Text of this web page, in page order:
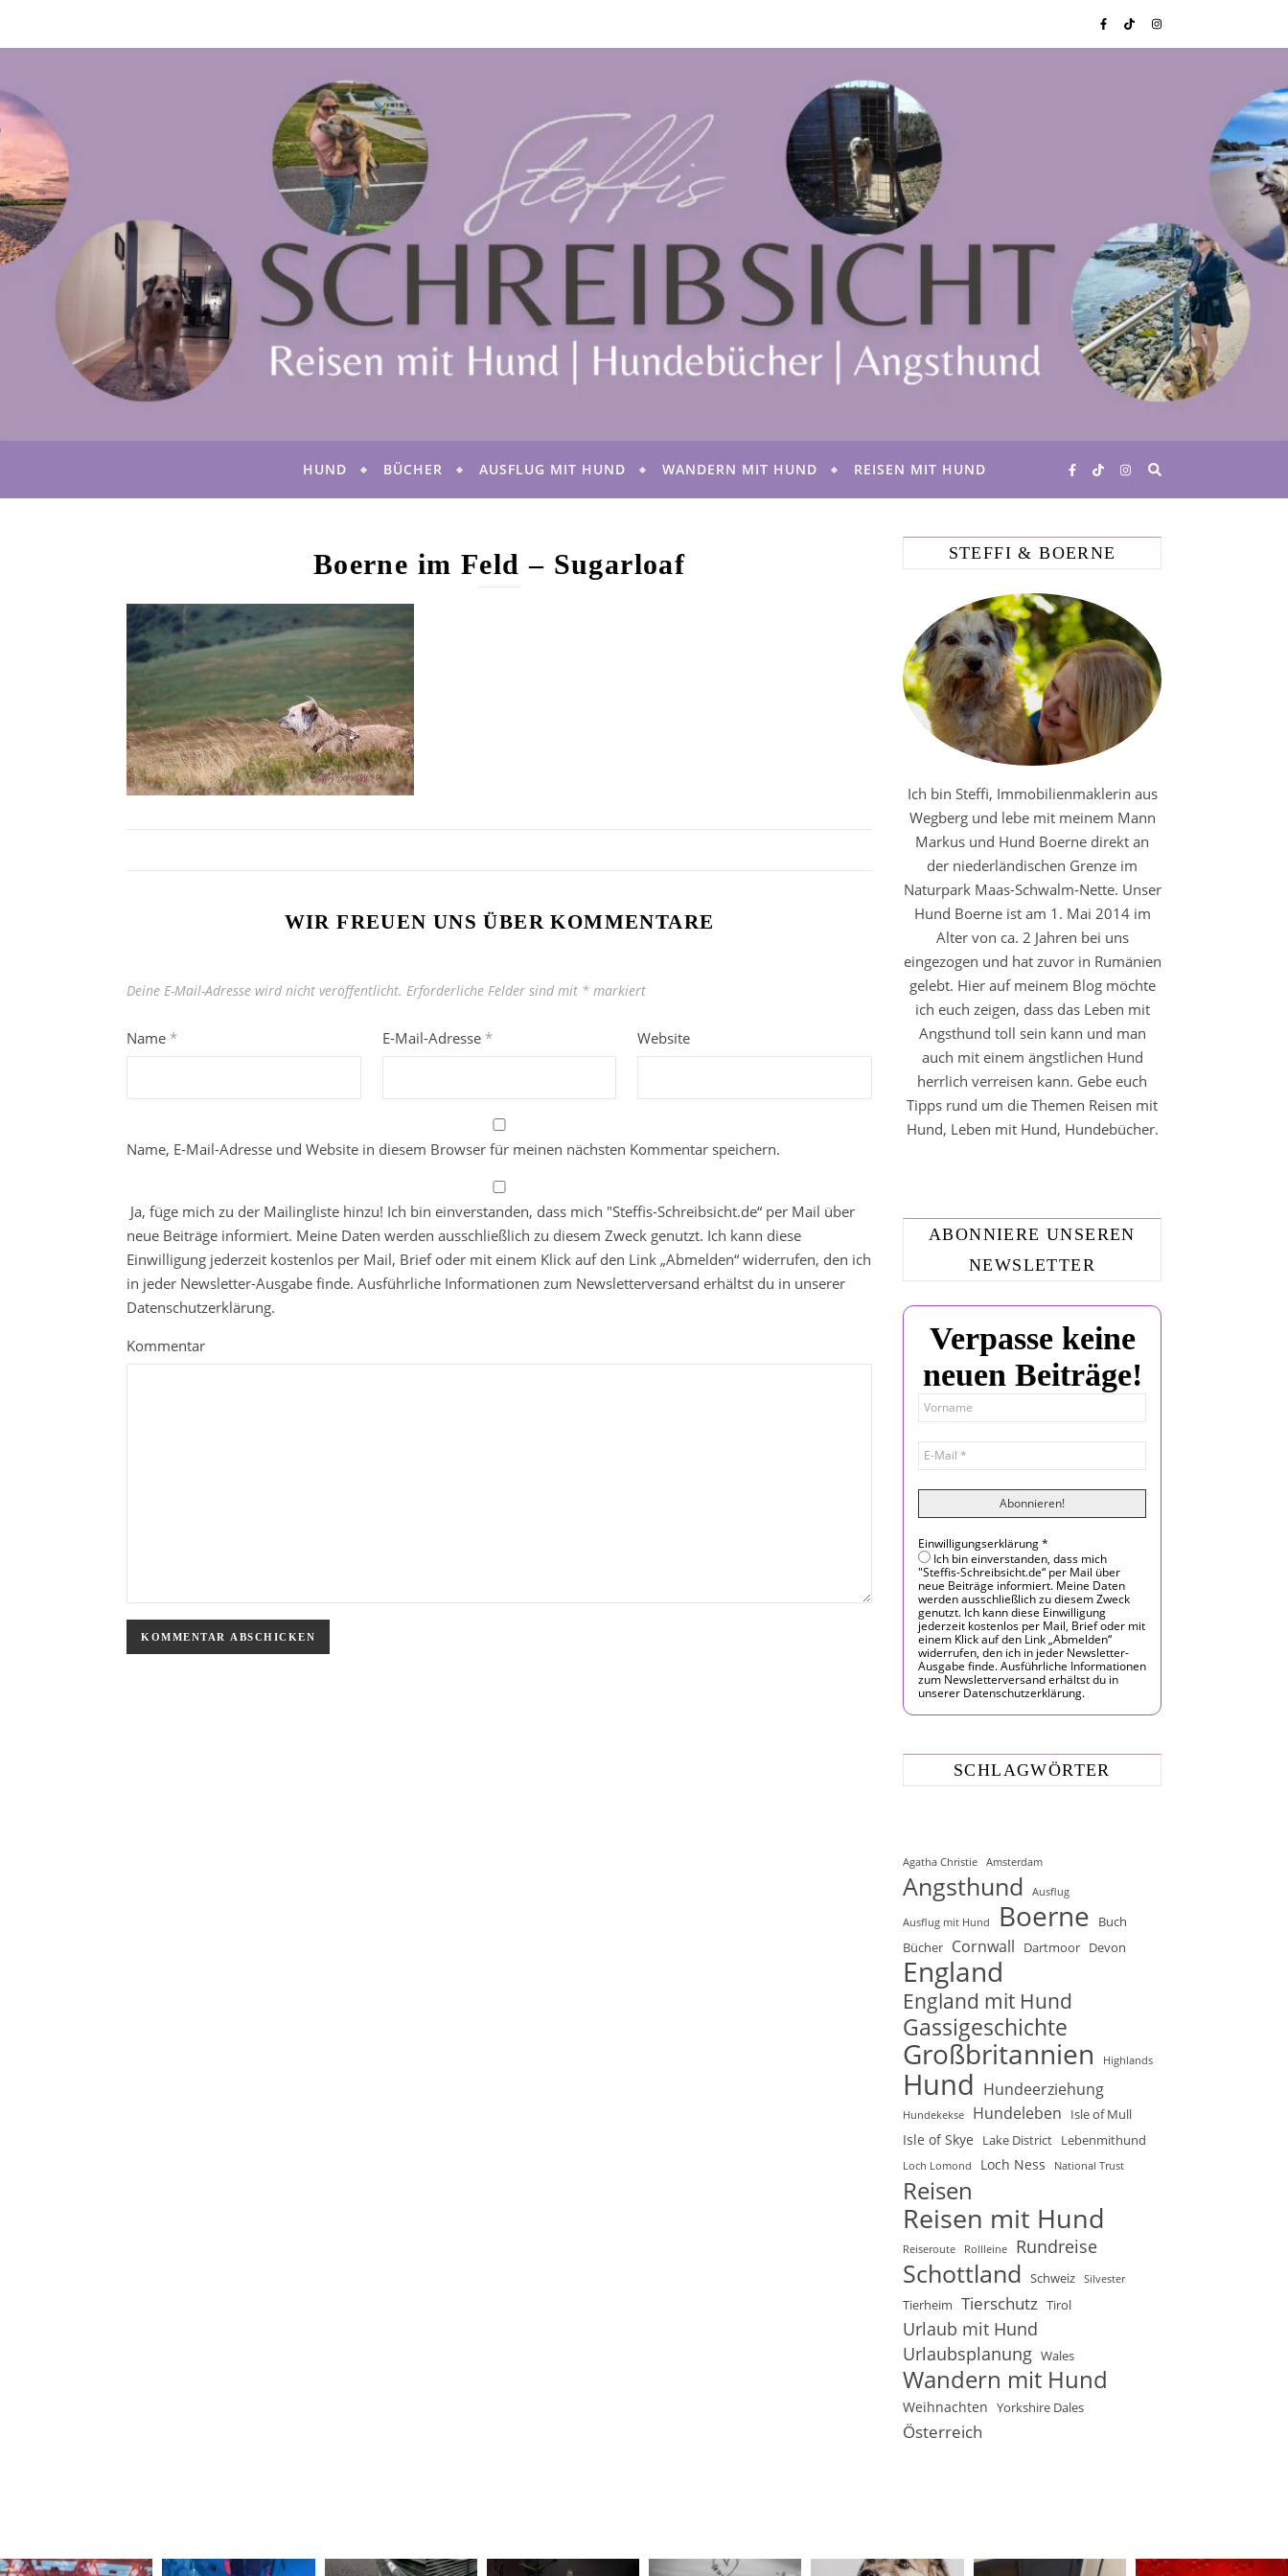
HUND BÜCHER AUSFLUG MIT HUND WANDERN MIT HUND REISEN MIT HUND
Boerne im Feld – Sugarloaf
WIR FREUEN UNS ÜBER KOMMENTARE
Deine E-Mail-Adresse wird nicht veröffentlicht. Erforderliche Felder sind mit * markiert
Name * E-Mail-Adresse * Website
Name, E-Mail-Adresse und Website in diesem Browser für meinen nächsten Kommentar speichern.
Ja, füge mich zu der Mailingliste hinzu! Ich bin einverstanden, dass mich "Steffis-Schreibsicht.de“ per Mail über
neue Beiträge informiert. Meine Daten werden ausschließlich zu diesem Zweck genutzt. Ich kann diese
Einwilligung jederzeit kostenlos per Mail, Brief oder mit einem Klick auf den Link „Abmelden“ widerrufen, den ich
in jeder Newsletter-Ausgabe finde. Ausführliche Informationen zum Newsletterversand erhältst du in unserer
Datenschutzerklärung.
Kommentar
STEFFI & BOERNE
Ich bin Steffi, Immobilienmaklerin aus
Wegberg und lebe mit meinem Mann
Markus und Hund Boerne direkt an
der niederländischen Grenze im
Naturpark Maas-Schwalm-Nette. Unser
Hund Boerne ist am 1. Mai 2014 im
Alter von ca. 2 Jahren bei uns
eingezogen und hat zuvor in Rumänien
gelebt. Hier auf meinem Blog möchte
ich euch zeigen, dass das Leben mit
Angsthund toll sein kann und man
auch mit einem ängstlichen Hund
herrlich verreisen kann. Gebe euch
Tipps rund um die Themen Reisen mit
Hund, Leben mit Hund, Hundebücher.
ABONNIERE UNSEREN
NEWSLETTER
Verpasse keine
neuen Beiträge!
Einwilligungserklärung*
Ich bin einverstanden, dass mich
"Steffis-Schreibsicht.de“ per Mail über
neue Beiträge informiert. Meine Daten
werden ausschließlich zu diesem Zweck
genutzt. Ich kann diese Einwilligung
jederzeit kostenlos per Mail, Brief oder mit
einem Klick auf den Link „Abmelden“
widerrufen, den ich in jeder Newsletter-
Ausgabe finde. Ausführliche Informationen
zum Newsletterversand erhältst du in
unserer Datenschutzerklärung.
SCHLAGWÖRTER
Agatha Christie Amsterdam
Angsthund Ausflug
Ausflug mit Hund Boerne
Buch
Bücher Cornwall Dartmoor Devon
England
England mit Hund
Gassigeschichte
Großbritannien Highlands
Hund Hundeerziehung
Hundekekse Hundeleben Isle of Mull
Isle of Skye Lake District Lebenmithund
Loch Lomond Loch Ness National Trust
Reisen
Reisen mit Hund
Reiseroute Rollleine Rundreise
Schottland Schweiz Silvester
Tierheim Tierschutz Tirol
Urlaub mit Hund
Urlaubsplanung Wales
Wandern mit Hund
Weihnachten Yorkshire Dales
Österreich